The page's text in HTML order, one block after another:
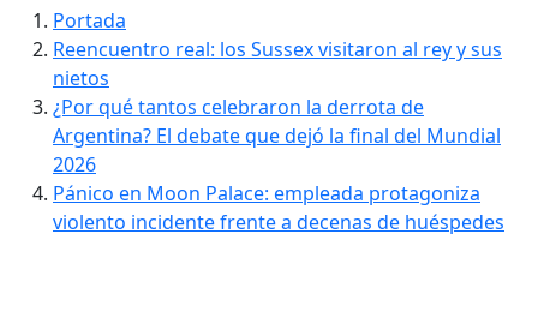
Portada
Reencuentro real: los Sussex visitaron al rey y sus
nietos
¿Por qué tantos celebraron la derrota de
Argentina? El debate que dejó la final del Mundial
2026
Pánico en Moon Palace: empleada protagoniza
violento incidente frente a decenas de huéspedes